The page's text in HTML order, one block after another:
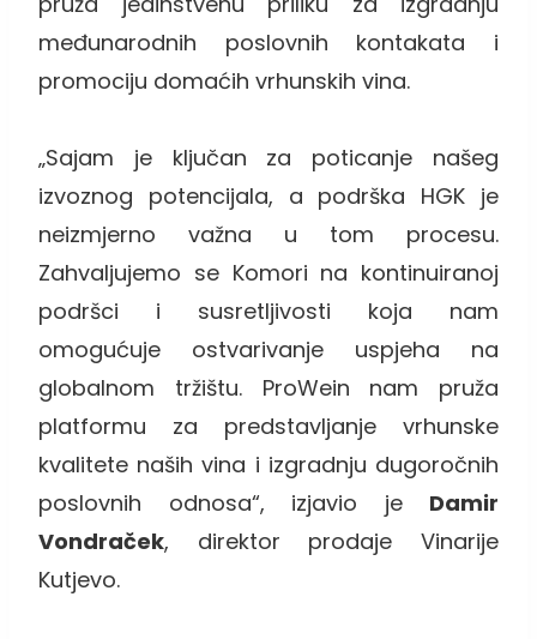
međunarodnih poslovnih kontakata i
promociju domaćih vrhunskih vina.
„Sajam je ključan za poticanje našeg
izvoznog potencijala, a podrška HGK je
neizmjerno važna u tom procesu.
Zahvaljujemo se Komori na kontinuiranoj
podršci i susretljivosti koja nam
omogućuje ostvarivanje uspjeha na
globalnom tržištu. ProWein nam pruža
platformu za predstavljanje vrhunske
kvalitete naših vina i izgradnju dugoročnih
poslovnih odnosa“, izjavio je Damir
Vondraček, direktor prodaje Vinarije
Kutjevo.